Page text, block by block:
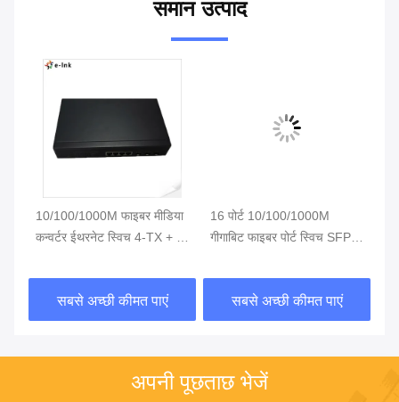
समान उत्पाद
10/100/1000M फाइबर मीडिया
कन्वर्टर ईथरनेट स्विच 4-TX + 3-
सबसे अच्छी कीमत पाएं
16 पोर्ट 10/100/1000M
गीगाबिट फाइबर पोर्ट स्विच SFP
सबसे अच्छी कीमत पाएं
अपनी पूछताछ भेजें